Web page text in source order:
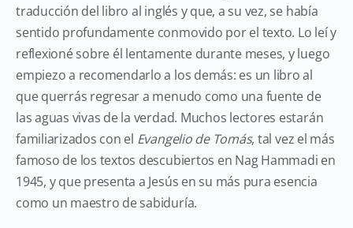
traducción del libro al inglés y que, a su vez, se había
sentido profundamente conmovido por el texto. Lo leí y
reflexioné sobre él lentamente durante meses, y luego
empiezo a recomendarlo a los demás: es un libro al
que querrás regresar a menudo como una fuente de
las aguas vivas de la verdad. Muchos lectores estarán
familiarizados con el Evangelio de Tomás, tal vez el más
famoso de los textos descubiertos en Nag Hammadi en
1945, y que presenta a Jesús en su más pura esencia
como un maestro de sabiduría.